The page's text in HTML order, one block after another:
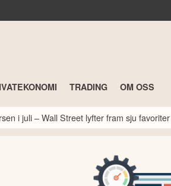
TRADING OM OSS
i juli – Wall Street lyfter fram sju